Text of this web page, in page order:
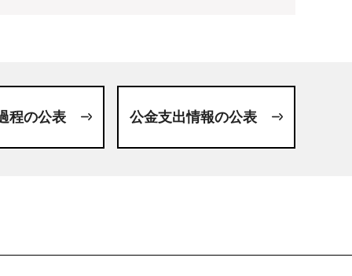
程の公表 公金支出情報の公表